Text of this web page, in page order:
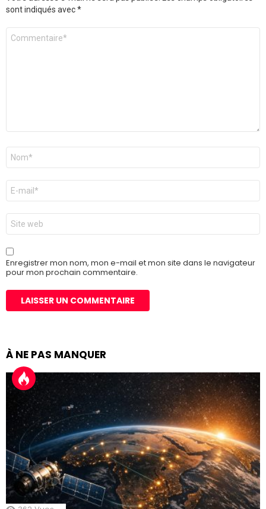
sont indiqués avec*
Commentaire
Nom
E-
mail
*
Site
web
Enregistrer mon nom, mon e-mail et mon site dans le navigateur
pour mon prochain commentaire.
À NE PAS MANQUER